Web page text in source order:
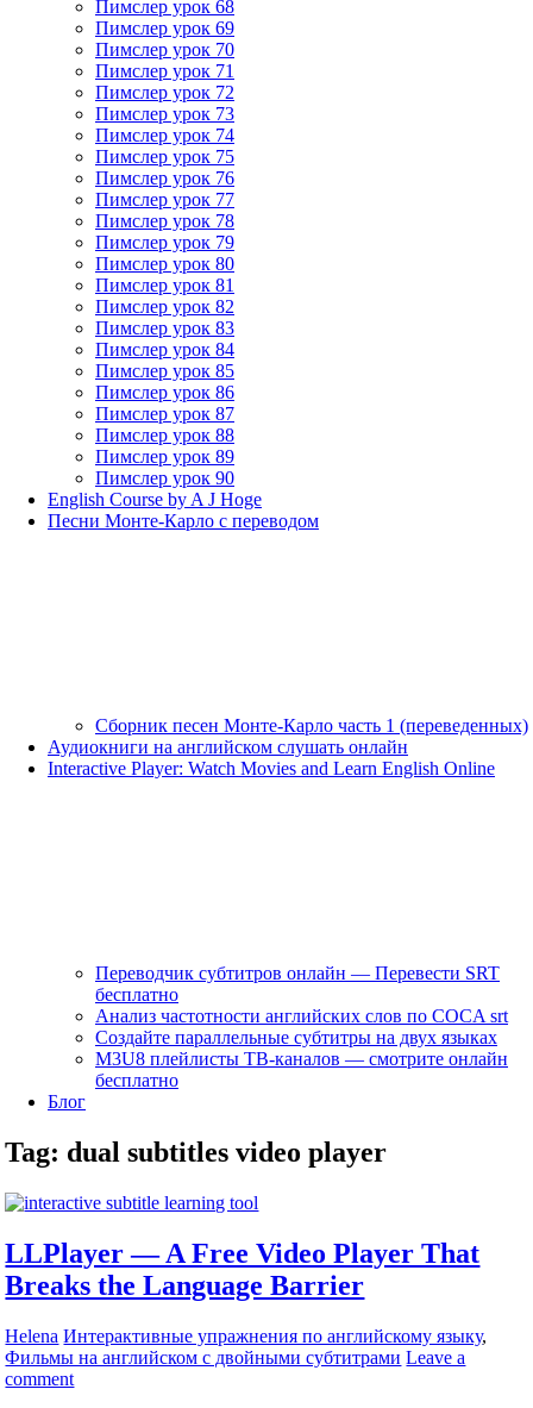
Пимслер урок 68
Пимслер урок 69
Пимслер урок 70
Пимслер урок 71
Пимслер урок 72
Пимслер урок 73
Пимслер урок 74
Пимслер урок 75
Пимслер урок 76
Пимслер урок 77
Пимслер урок 78
Пимслер урок 79
Пимслер урок 80
Пимслер урок 81
Пимслер урок 82
Пимслер урок 83
Пимслер урок 84
Пимслер урок 85
Пимслер урок 86
Пимслер урок 87
Пимслер урок 88
Пимслер урок 89
Пимслер урок 90
English Course by A J Hoge
Песни Монте-Карло с переводом
Сборник песен Монте-Карло часть 1 (переведенных)
Аудиокниги на английском слушать онлайн
Interactive Player: Watch Movies and Learn English Online
Переводчик субтитров онлайн — Перевести SRT
бесплатно
Анализ частотности английских слов по COCA srt
Создайте параллельные субтитры на двух языках
M3U8 плейлисты ТВ‑каналов — смотрите онлайн
бесплатно
Блог
Tag: dual subtitles video player
LLPlayer — A Free Video Player That
Breaks the Language Barrier
Helena Интерактивные упражнения по английскому языку,
Фильмы на английском с двойными субтитрами Leave a
comment